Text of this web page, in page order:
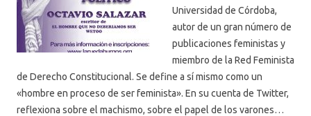
Universidad de Córdoba,
autor de un gran número de
publicaciones feministas y
miembro de la Red Feminista
de Derecho Constitucional. Se define a sí mismo como un
«hombre en proceso de ser feminista». En su cuenta de Twitter,
reflexiona sobre el machismo, sobre el papel de los varones…